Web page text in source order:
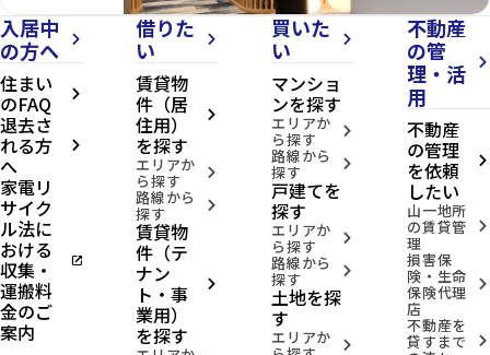
入居中
の方へ
arrow_forward_ios
住まい
のFAQ arrow_forward_ios
退去さ
れる方
へ
arrow_forward_ios
家電リ
サイク
ル法に
おける
収集・
運搬料
金のご
案内
open_in_new
借りた
い
arrow_forward_ios
賃貸物
件（居
住用）
を探す
arrow_forward_ios
エリアか
ら探す arrow_forward_ios
路線から
探す arrow_forward_ios
賃貸物
件（テ
ナン
ト・事
業用）
を探す
arrow_forward_ios
買いた
い
arrow_forward_ios
マンショ
ンを探す
エリアか
ら探す arrow_forward_ios
路線から
探す arrow_forward_ios
戸建てを
探す
エリアか
ら探す arrow_forward_ios
路線から
探す arrow_forward_ios
土地を探
す
エリアか arrow_forward_ios
不動産
の管
理・活
用
arrow_forward_ios
不動産
の管理
を依頼
したい
arrow_forward_ios
山一地所
の賃貸管
理
arrow_forward_ios
損害保
険・生命
保険代理
店
arrow_forward_ios
不動産を
貸すまで arrow_forward_ios